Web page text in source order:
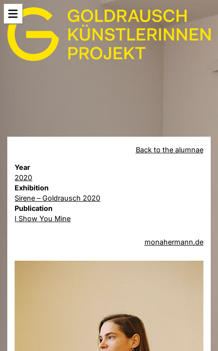
Back to the alumnae
Year
2020
Exhibition
Sirene – Goldrausch 2020
Publication
I Show You Mine
monahermann.de